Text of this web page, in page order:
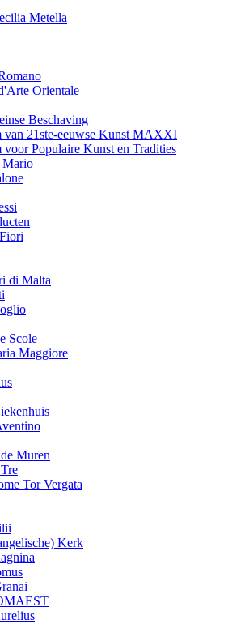
Metella
Orientale
Beschaving
van 21ste-eeuwse Kunst MAXXI
voor Populaire Kunst en Tradities
Mario
di Malta
Scole
Maggiore
Muren
Tor Vergata
Kerk